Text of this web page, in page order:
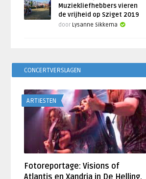
Muziekliefhebbers vieren
de vrijheid op Sziget 2019
door Lysanne Sikkema
CONCERTVERSLAGEN
ARTIESTEN
Fotoreportage: Visions of
Atlantis en Xandria in De Helling,